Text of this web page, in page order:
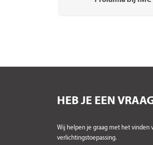
HEB JE EEN
Wij helpen je graag met het vinden
verlichtingstoepassing.